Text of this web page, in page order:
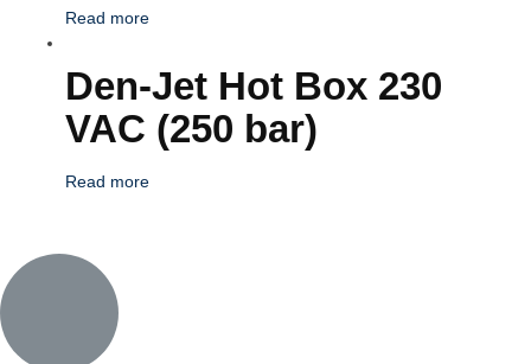
Read more
Den-Jet Hot Box 230
VAC (250 bar)
Read more